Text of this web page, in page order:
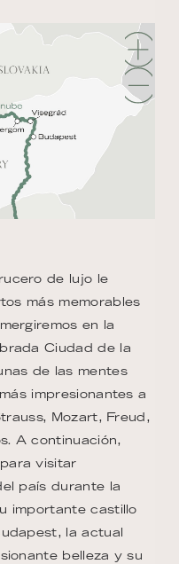
de lujo le
más memorables
en la
Ciudad de la
de las mentes
impresionantes a
Mozart, Freud,
A continuación,
visitar
país durante la
importante castillo
la actual
belleza y su